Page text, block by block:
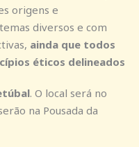
origens e
diversos e com
ainda que todos
éticos delineados
. O local será no
na Pousada da